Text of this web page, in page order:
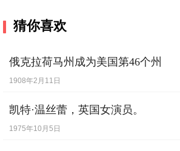
猜你喜欢
俄克拉荷马州成为美国第46个州
1908年2月11日
凯特·温丝蕾，英国女演员。
1975年10月5日